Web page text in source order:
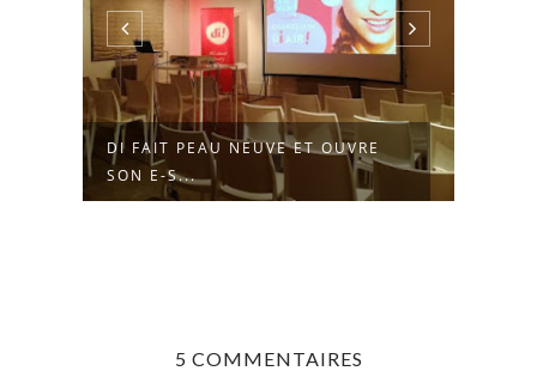
DI FAIT PEAU NEUVE ET OUVRE
SON E-S...
5 COMMENTAIRES